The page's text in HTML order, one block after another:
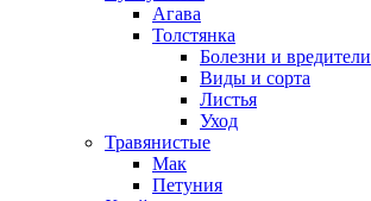
Агава
Толстянка
Болезни и вредители
Виды и сорта
Листья
Уход
Травянистые
Мак
Петуния